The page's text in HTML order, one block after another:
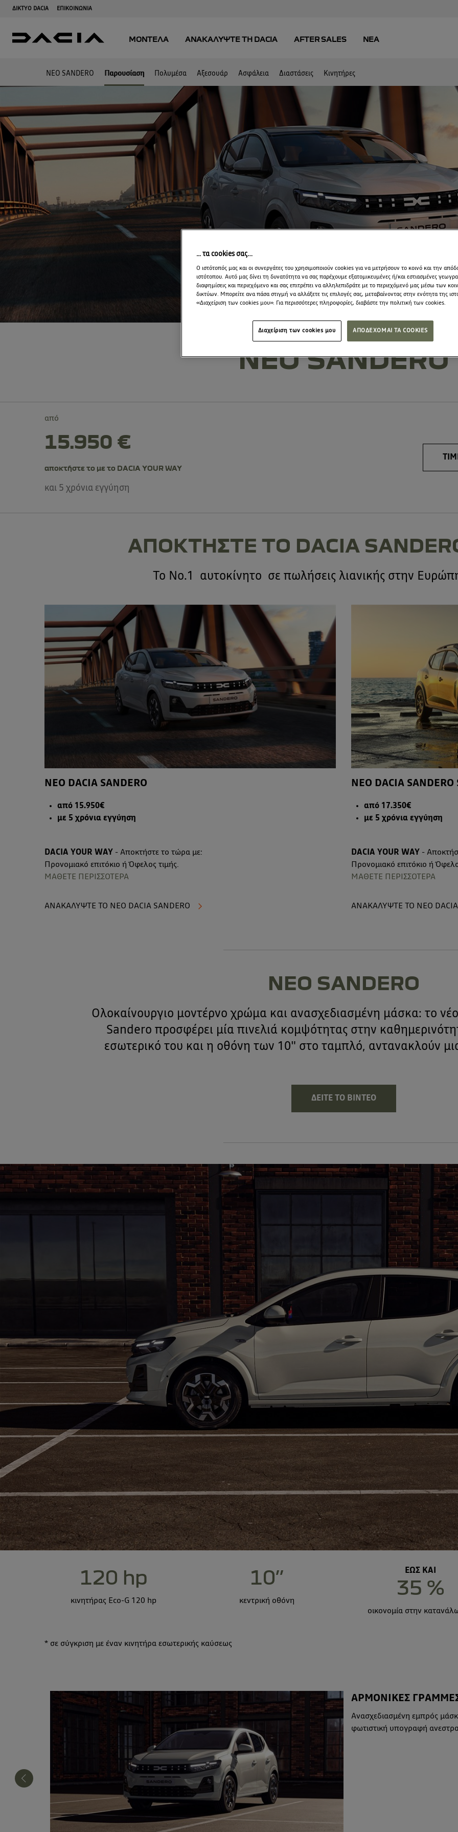
ΝΕΟ SANDERO Παρουσίαση Πολυμέσα Αξεσουάρ Ασφάλεια Διαστάσεις Κινητήρες
ΝΕΟ SANDERO
από
15.950 €
αποκτήστε το με το DACIA YOUR WAY
και 5 χρόνια εγγύηση
ΑΠΟΚΤΗΣΤΕ ΤΟ DACIA
Το No.1 αυτοκίνητο σε πωλήσεις λιανικής στην
ΝΕΟ DACIA SANDERO
από 15.950€
με 5 χρόνια εγγύηση
DACIA YOUR WAY - Αποκτήστε το τώρα με:
Προνομιακό επιτόκιο ή Όφελος τιμής.
ΜΑΘΕΤΕ ΠΕΡΙΣΣΟΤΕΡΑ
ΑΝΑΚΑΛΥΨΤΕ ΤΟ ΝΕΟ DACIA SANDERO
ΝΕΟ DACIA SANDERO
από 17.350€
με 5 χρόνια εγγύηση
DACIA YOUR WAY -
Προνομιακό επιτόκιο ή
ΜΑΘΕΤΕ ΠΕΡΙΣΣΟΤΕΡΑ
ΑΝΑΚΑΛΥΨΤΕ ΤΟ ΝΕΟ DACIA
ΝΕΟ SANDERO
Ολοκαίνουργιο μοντέρνο χρώμα και ανασχεδιασμένη μάσκα: το
Sandero προσφέρει μία πινελιά κομψότητας στην
εσωτερικό του και η οθόνη των 10" στο ταμπλό, αντανακλούν
ΔΕΊΤΕ ΤΟ ΒΊΝΤΕΟ
120 hp
κινητήρας Eco-G 120 hp
10’’
κεντρική οθόνη
ΕΩΣ ΚΑΙ
35 %
οικονομία στην
* σε σύγκριση με έναν κινητήρα εσωτερικής καύσεως
ΑΡΜΟΝΙΚΕΣ
Ανασχεδιασμένη εμπρός
φωτιστική υπογραφή
... τα cookies σας…
Ο ιστότοπός μας και οι συνεργάτες του χρησιμοποιούν cookies για να μετρήσουν το κοινό και την
ιστότοπου. Αυτό μας δίνει τη δυνατότητα να σας παρέχουμε εξατομικευμένες ή/και εστιασμένες
διαφημίσεις και περιεχόμενο και σας επιτρέπει να αλληλεπιδράτε με το περιεχόμενό μας μέσω των
δικτύων. Μπορείτε ανα πάσα στιγμή να αλλάξετε τις επιλογές σας, μεταβαίνοντας στην ενότητα της
«Διαχείριση των cookies μου». Για περισσότερες πληροφορίες, διαβάστε την πολιτική των cookies.
ΑΠΟΔΕΧΟΜΑΙ ΤΑ COOKIES
Διαχείριση των cookies μου